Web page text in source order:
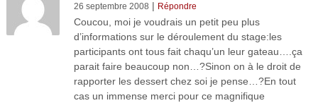
26 septembre 2008 | Répondre
Coucou, moi je voudrais un petit peu plus
d’informations sur le déroulement du stage:les
participants ont tous fait chaqu’un leur gateau….ça
parait faire beaucoup non…?Sinon on à le droit de
rapporter les dessert chez soi je pense…?En tout
cas un immense merci pour ce magnifique